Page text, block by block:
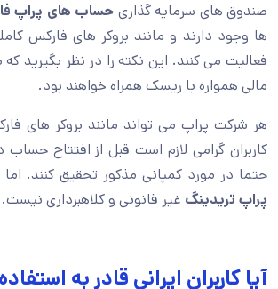
صندوق های سرمایه گذاری حساب های پراپ
ها وجود دارند و مانند بروکر های فارکس
فعالیت می کنند. این نکته را در نظر بگیرید که
مالی همواره با ریسک همراه خواهند بود.
هر شرکت پراپ می تواند مانند بروکر های
کاربران گرامی لازم است قبل از افتتاح
حتما در مورد کمپانی مذکور تحقیق کنند.
پراپ تریدینگ غیر قانونی و کلاهبرداری نیست.
آیا کاربران ایرانی قادر به